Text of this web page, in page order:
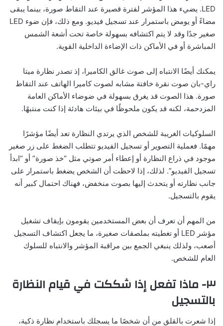
LED. يضيء هذا المؤشر لفترة قصيرة عند التقاط صورة، بينما يبقى
مضاءً أو يومض باستمرار عند تسجيل فيديو. ومع ذلك، فإن ضوء LED
صغير جدًا وقد لا يتم اكتشافه بسهولة خاصة تحت أشعة الشمس
المباشرة أو في الأماكن ذات الإضاءة الداخلية القوية.
يمكنك أيضًا الانتباه إلى صوت غالق الكاميرا، إذ تصدر نظارة ميتا
راي-بان صوت نقرة خافتة مشابه لصوت كاميرا الهاتف عند التقاط
صورة. هذا الصوت قد يغرق بسهولة في ضوضاء الأماكن العامة
المزدحمة، لكنه قد يكون ملحوظًا في بيئات هادئة إذا كنت منتبهًا.
السلوكيات الغريبة للشخص الذي يرتدي النظارة تعد أيضًا مؤشرًا
مهمًا. فعملية التصوير أو تسجيل الفيديو تتطلب الضغط على زر صغير
موجود في ذراع النظارة أو إعطاء أمر صوتي مثل “خذ صورة” أو “ابدأ
تسجيل الفيديو”. لذلك، إذا لاحظت أن الشخص يضغط باستمرار على
جانب نظارته أو يتحدث إليها بصوت منخفض، فهناك احتمال كبير أنه
يقوم بالتسجيل.
من المهم أن تعرف أن بعض المستخدمين يقومون بإيقاف تشغيل
مؤشر LED أو تغطيته بملصقات صغيرة، ما يجعل اكتشاف التسجيل
أصعب، ولذلك ينبغي الجمع بين مراقبة المؤشر والانتباه للسلوك
العام للشخص.
٣- ماذا تفعل إذا شككت في قيام النظارة
بالتسجيل
إذا شعرت بالقلق من أن شخصًا ما يسجلك باستخدام نظارة ذكية،